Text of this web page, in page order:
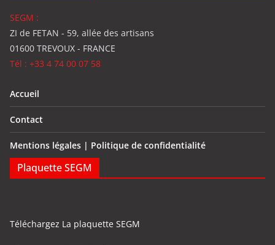
SEGM :
ZI de FETAN - 59, allée des artisans
01600 TREVOUX - FRANCE
Tél : +33 4 74 00 07 58
Accueil
Contact
Mentions légales | Politique de confidentialité
Plaquette SEGM
Téléchargez La plaquette SEGM